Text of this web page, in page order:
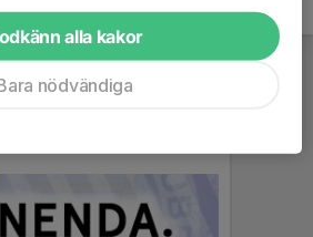
alla kakor
nödvändiga